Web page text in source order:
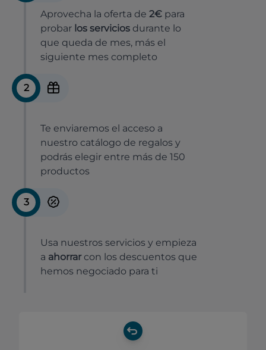
Aprovecha la oferta de 2€ para
probar los servicios durante lo
que queda de mes, más el
siguiente mes completo
2
Te enviaremos el acceso a
nuestro catálogo de regalos y
podrás elegir entre más de 150
productos
3
Usa nuestros servicios y empieza
a ahorrar con los descuentos que
hemos negociado para ti